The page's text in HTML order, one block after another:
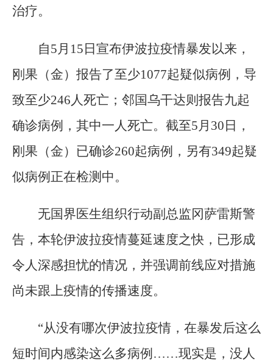
治疗。
自5月15日宣布伊波拉疫情暴发以来，
刚果（金）报告了至少1077起疑似病例，导
致至少246人死亡；邻国乌干达则报告九起
确诊病例，其中一人死亡。截至5月30日，
刚果（金）已确诊260起病例，另有349起疑
似病例正在检测中。
无国界医生组织行动副总监冈萨雷斯警
告，本轮伊波拉疫情蔓延速度之快，已形成
令人深感担忧的情况，并强调前线应对措施
尚未跟上疫情的传播速度。
“从没有哪次伊波拉疫情，在暴发后这么
短时间内感染这么多病例……现实是，没人